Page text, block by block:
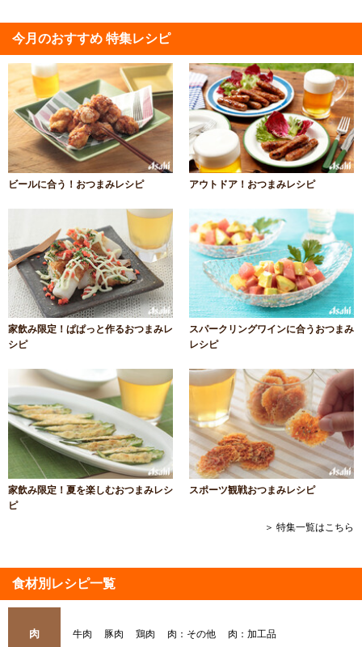
今月のおすすめ 特集レシピ
ビールに合う！おつまみレシピ アウトドア！おつまみレシピ
家飲み限定！ぱぱっと作るおつまみレ
シピ
スパークリングワインに合うおつまみ
レシピ
家飲み限定！夏を楽しむおつまみレシ
ピ
スポーツ観戦おつまみレシピ
＞ 特集一覧はこちら
食材別レシピ一覧
肉 牛肉 豚肉 鶏肉 肉：その他 肉：加工品